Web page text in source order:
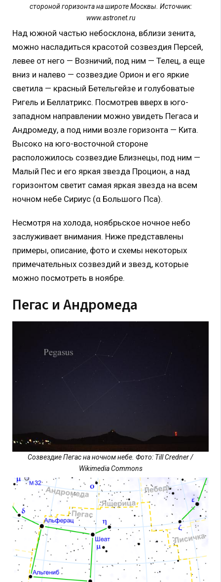
стороной горизонта на широте Москвы. Источник:
www.astronet.ru
Над южной частью небосклона, вблизи зенита,
можно насладиться красотой созвездия Персей,
левее от него — Возничий, под ним — Телец, а еще
вниз и налево — созвездие Орион и его яркие
светила — красный Бетельгейзе и голубоватые
Ригель и Беллатрикс. Посмотрев вверх в юго-
западном направлении можно увидеть Пегаса и
Андромеду, а под ними возле горизонта — Кита.
Высоко на юго-восточной стороне
расположилось созвездие Близнецы, под ним —
Малый Пес и его яркая звезда Процион, а над
горизонтом светит самая яркая звезда на всем
ночном небе Сириус (α Большого Пса).
Несмотря на холода, ноябрьское ночное небо
заслуживает внимания. Ниже представлены
примеры, описание, фото и схемы некоторых
примечательных созвездий и звезд, которые
можно посмотреть в ноябре.
Пегас и Андромеда
Созвездие Пегас на ночном небе. Фото: Till Credner /
Wikimedia Commons